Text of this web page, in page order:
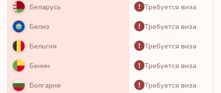
Беларусь Требуется виза
Белиз Требуется виза
Бельгия Требуется виза
Бенин Требуется виза
Болгария Требуется виза